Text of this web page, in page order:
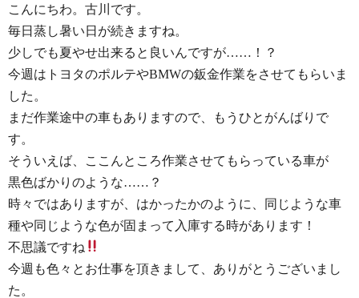
こんにちわ。古川です。
毎日蒸し暑い日が続きますね。
少しでも夏やせ出来ると良いんですが……！？
今週はトヨタのポルテやBMWの鈑金作業をさせてもらいま
した。
まだ作業途中の車もありますので、もうひとがんばりで
す。
そういえば、ここんところ作業させてもらっている車が
黒色ばかりのような……？
時々ではありますが、はかったかのように、同じような車
種や同じような色が固まって入庫する時があります！
不思議ですね
今週も色々とお仕事を頂きまして、ありがとうございまし
た。